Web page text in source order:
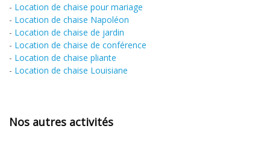
- Location de chaise pour mariage
- Location de chaise Napoléon
- Location de chaise de jardin
- Location de chaise de conférence
- Location de chaise pliante
- Location de chaise Louisiane
Nos autres activités